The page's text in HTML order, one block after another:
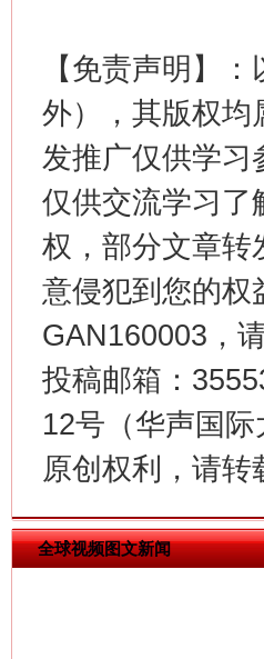
【免责声明】
外），其版权均
发推广仅供学习
仅供交流学习了
权，部分文章转
意侵犯到您的权
GAN160003，
投稿邮箱：
12号（华声国
原创权利，请
全球视频图文新闻
在谋一域中谋全局